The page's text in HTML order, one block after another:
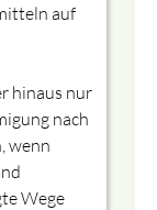
auf
hinaus nur
nach
wenn
Wege